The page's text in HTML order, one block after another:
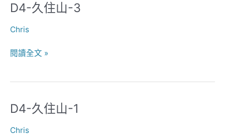
D4-久住山-3
Chris
D4-
住
閱讀全文 »
D4-久住山-1
Chris
D4-
住